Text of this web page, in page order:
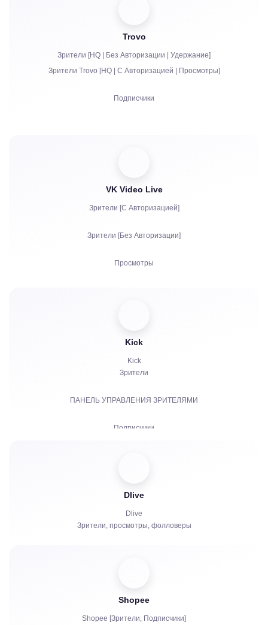
Битсы | Платные подписки | Праймы
Чат боты
Живое общение в чате
Жалобы
Trovo
Зрители [HQ | Без Авторизации | Удержание]
Зрители Trovo [HQ | С Авторизацией | Просмотры]
Подписчики
VK Video Live
Зрители [С Авторизацией]
Зрители [Без Авторизации]
Просмотры
Kick
Kick
Зрители
ПАНЕЛЬ УПРАВЛЕНИЯ ЗРИТЕЛЯМИ
Подписчики
Чат боты
Dlive
Dlive
Зрители, просмотры, фолловеры
Shopee
Shopee [Зрители, Подписчики]